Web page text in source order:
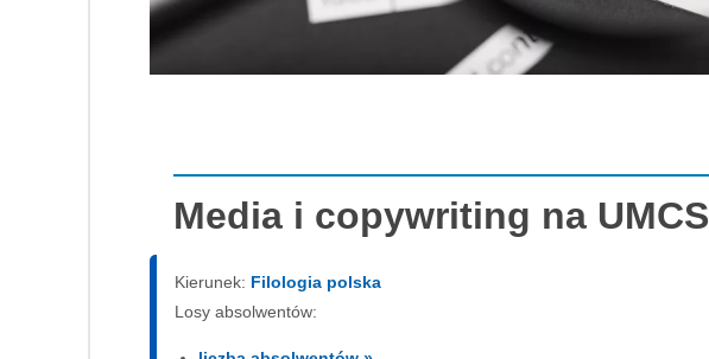
Media i copywriting na UMCS
Kierunek: Filologia polska
Losy absolwentów: